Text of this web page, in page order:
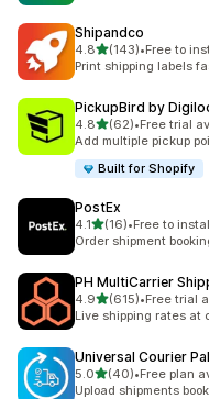
Shipandco
4.8별 5개 중
(143)
총 리뷰 143개
•Free to
Print shipping labels
PickupBird by
4.8별 5개 중
(62)
총 리뷰 62개
•Free trial
Add multiple pickup
Built for Shopify
PostEx
4.1별 5개 중
(16)
총 리뷰 16개
•Free to
Order shipment
PH MultiCarrier
4.9별 5개 중
(615)
총 리뷰 615개
•Free trial
Live shipping rates at
Universal Courier
5.0별 5개 중
(40)
총 리뷰 40개
•Free plan
Upload shipments